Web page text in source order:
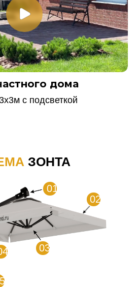
дома
с подсветкой
ЗОНТА
01
02
03